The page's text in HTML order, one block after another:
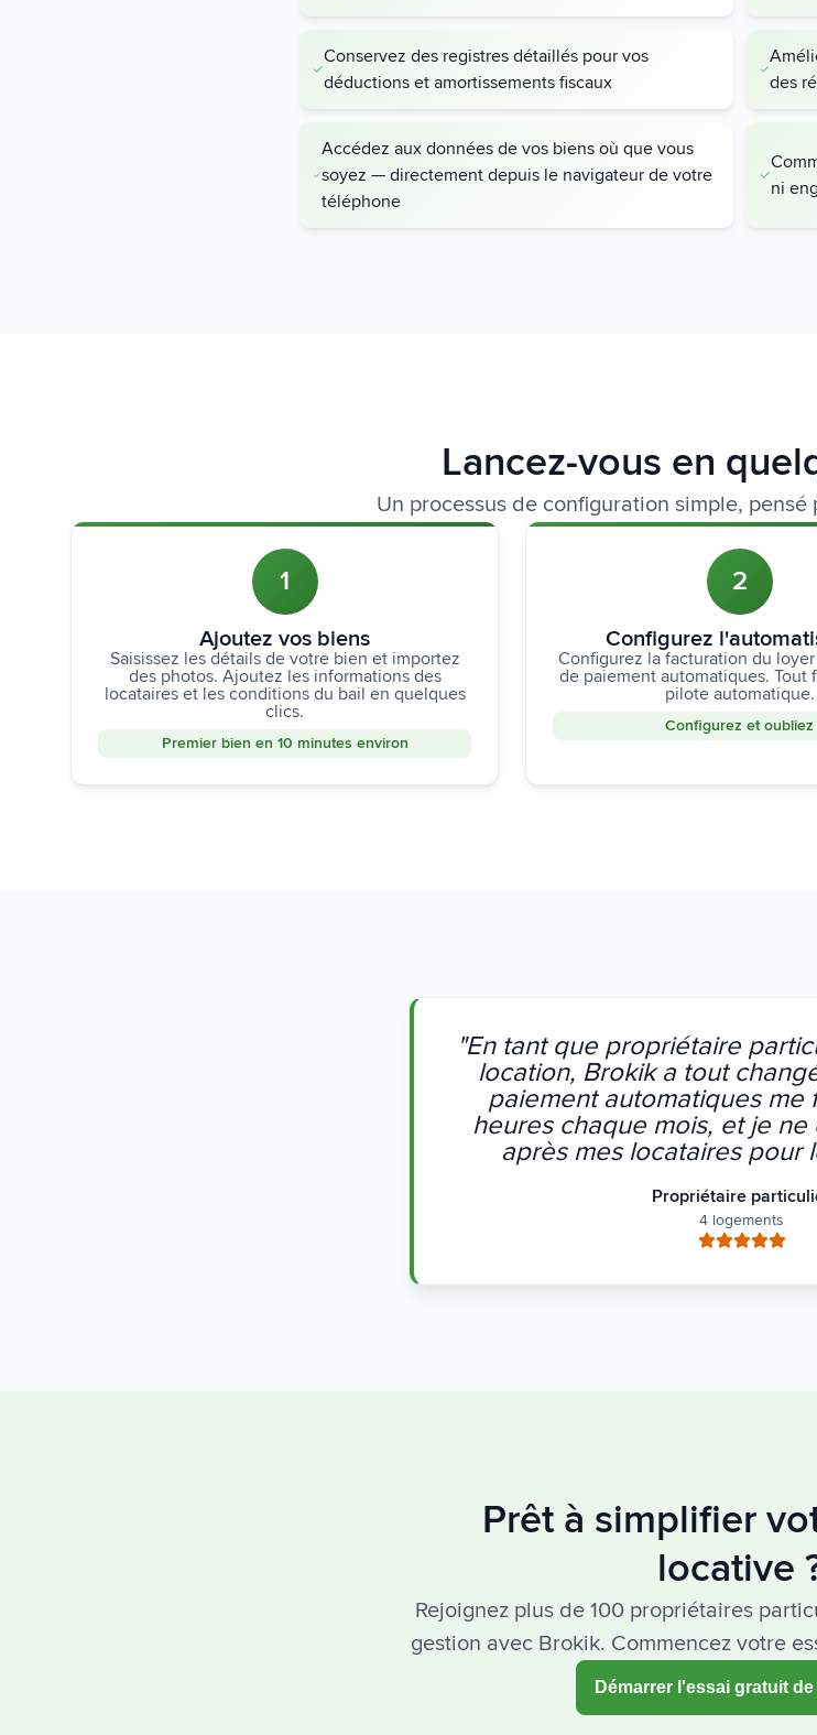
Conservez des registres détaillés pour vos
déductions et amortissements fiscaux
des
Accédez aux données de vos biens où que vous
soyez — directement depuis le navigateur de votre
téléphone
ni
Lancez-vous en
Un processus de configuration simple,
1
Ajoutez vos biens
Saisissez les détails de votre bien et importez
des photos. Ajoutez les informations des
locataires et les conditions du bail en quelques
clics.
Premier bien en 10 minutes environ
2
Configurez
Configurez la facturation du
de paiement automatiques. Tout
pilote automatique.
Configurez et oubliez
"En tant que propriétaire
location, Brokik a tout
paiement automatiques me
heures chaque mois, et je ne
après mes locataires pour
Propriétaire
4 logements
Prêt à simplifier
locative
Rejoignez plus de 100 propriétaires
gestion avec Brokik. Commencez votre
Démarrer l'essai gratuit